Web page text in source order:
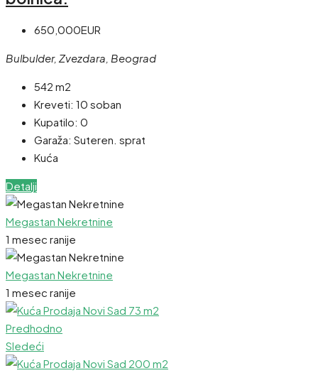
650,000EUR
Bulbulder, Zvezdara, Beograd
542 m2
Kreveti: 10 soban
Kupatilo: 0
Garaža: Suteren. sprat
Kuća
Detalji
Megastan Nekretnine
1 mesec ranije
Megastan Nekretnine
1 mesec ranije
Predhodno
Sledeći